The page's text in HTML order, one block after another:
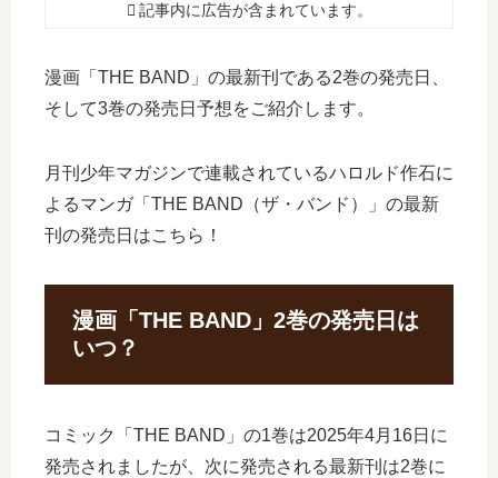
記事内に広告が含まれています。
漫画「THE BAND」の最新刊である2巻の発売日、
そして3巻の発売日予想をご紹介します。
月刊少年マガジンで連載されているハロルド作石に
よるマンガ「THE BAND（ザ・バンド）」の最新
刊の発売日はこちら！
漫画「THE BAND」2巻の発売日は
いつ？
コミック「THE BAND」の1巻は2025年4月16日に
発売されましたが、次に発売される最新刊は2巻に